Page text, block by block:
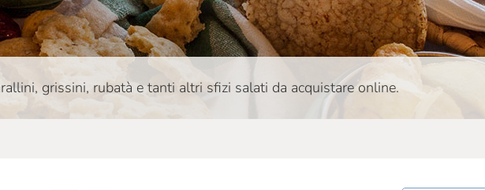
grissini, rubatà e tanti altri sfizi salati da acquistare online.